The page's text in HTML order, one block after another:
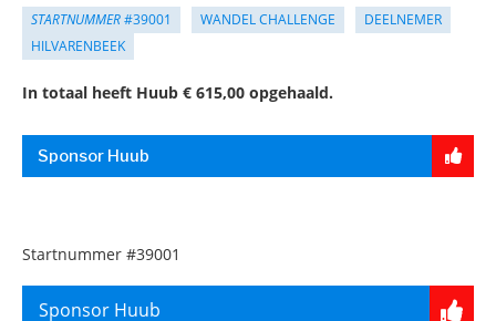
STARTNUMMER#39001 WANDEL CHALLENGE
DEELNEMER
HILVARENBEEK
In totaal heeft Huub € 615,00 opgehaald.
Sponsor Huub
Startnummer #39001
Sponsor Huub